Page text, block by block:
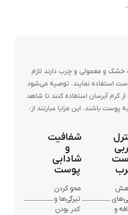
و معمولی و چرب دارند لازم
استفاده نمایند. توصیه می‌شود
کرم آبرسان استفاده کنند تا شاهد
پوست باشند. این مزایا عبارتند از:
و
شفافیت
و
شادابی
پوست
محو کردن
تیرگی‌ها و
کدر بودن